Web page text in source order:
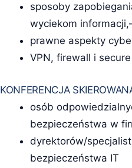
sposoby
wyciekom
prawne aspekty
VPN, firewall i
KONFERENCJA
osób
bezpieczeństwa w
dyrektorów/
bezpieczeństwa IT